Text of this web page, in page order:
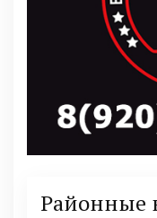
Районные